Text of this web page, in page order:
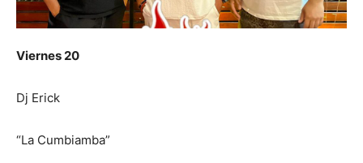
Viernes 20
Dj Erick
“La Cumbiamba”